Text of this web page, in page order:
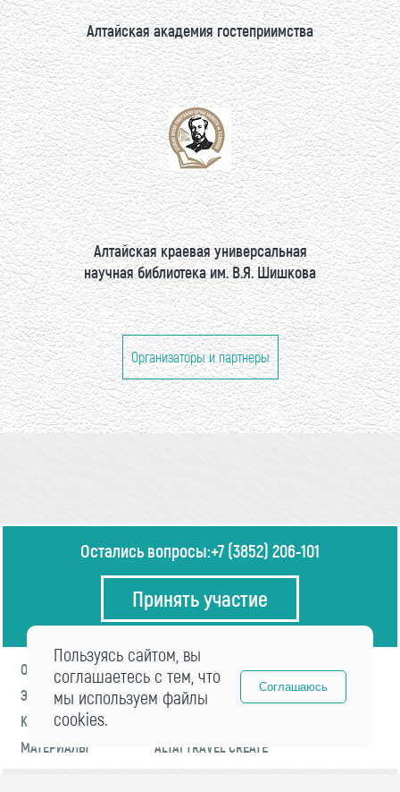
Алтайская академия гостеприимства
Алтайская краевая универсальная
научная библиотека им. В.Я. Шишкова
Организаторы и партнеры
Остались вопросы:+7 (3852) 206-101
Принять участие
О ФОРУМЕ
ПРОГРАММА
ЭКСПЕРТЫ
НОВОСТИ
КОНТАКТЫ
МАТЕРИАЛЫ
ALTAI TRAVEL CREATE
Пользуясь сайтом, вы
соглашаетесь с тем, что
мы используем файлы
cookies.
Соглашаюсь